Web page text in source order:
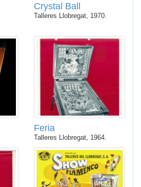
Crystal Ball
Talleres Llobregat, 1970.
Feria
Talleres Llobregat, 1964.